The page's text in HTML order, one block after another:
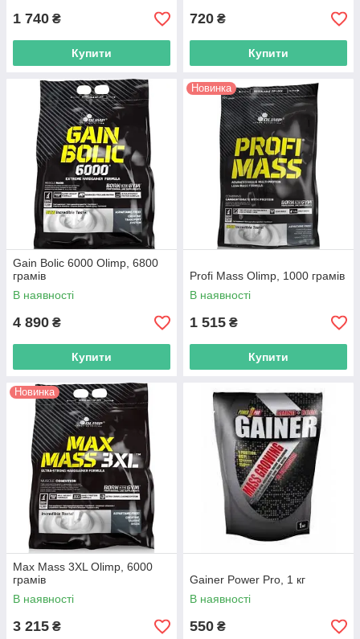
1 740 ₴
Купити
720 ₴
Купити
Gain Bolic 6000 Olimp, 6800
грамів
В наявності
4 890 ₴
Купити
Новинка
Profi Mass Olimp, 1000 грамів
В наявності
1 515 ₴
Купити
Новинка
Max Mass 3XL Olimp, 6000
грамів
В наявності
3 215 ₴
Gainer Power Pro, 1 кг
В наявності
550 ₴